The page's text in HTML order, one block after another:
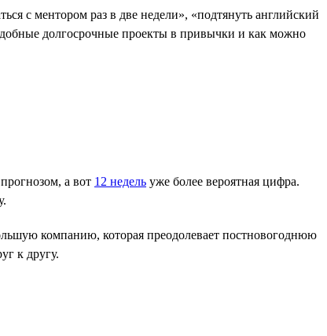
с ментором раз в две недели», «подтянуть английский
долгосрочные проекты в привычки и как можно
а вот 12 недель уже более вероятная цифра.
компанию, которая преодолевает постновогоднюю
к другу.